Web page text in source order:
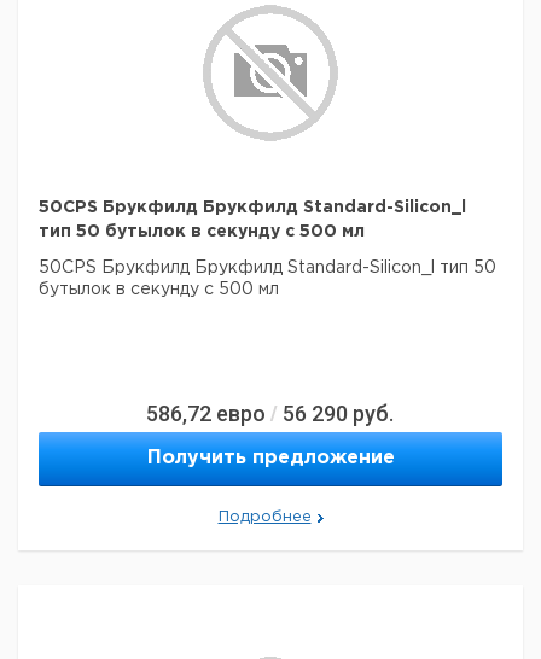
50CPS Брукфилд Брукфилд Standard-Silicon_l
тип 50 бутылок в секунду с 500 мл
50CPS Брукфилд Брукфилд Standard-Silicon_l тип 50
бутылок в секунду с 500 мл
586,72 евро / 56 290 руб.
Получить предложение
Подробнее